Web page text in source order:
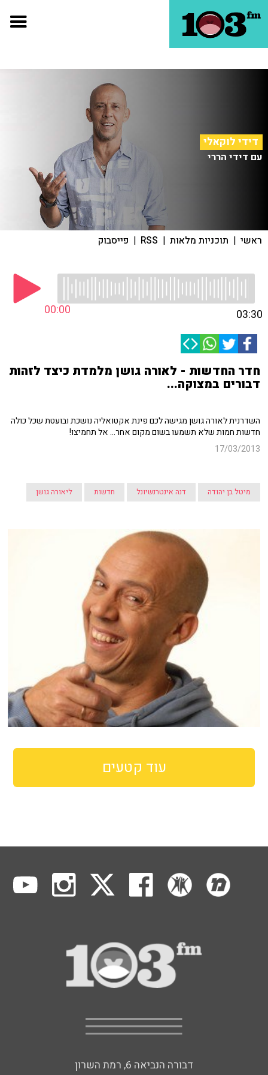
דידי לוקאלי
עם דידי הררי
ראשי | תוכניות מלאות |
RSS
| פייסבוק
00:00 03:30
חדר החדשות - לאורה גושן מלמדת כיצד לזהות
דבורים במצוקה...
השדרנית לאורה גושן מגישה לכם פינת אקטואליה נושכת ובועטת שכל כולה
חדשות חמות שלא תשמעו בשום מקום אחר... אל תחמיצו!
17/03/2013
מיטל בן יהודה דנה אינטרנשיונל חדשות ליאורה גושן
עוד קטעים
דבורה הנביאה 6, רמת השרון